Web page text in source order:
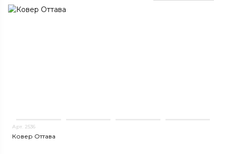
Арт. 2536
Ковер Оттава